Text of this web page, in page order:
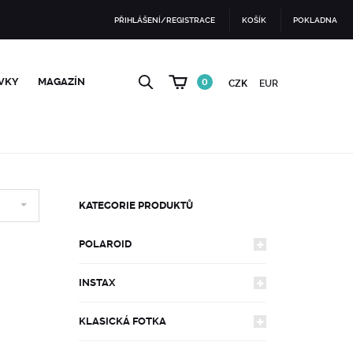
PŘIHLÁŠENÍ/REGISTRACE KOŠÍK POKLADNA
MAGAZÍN 0 CZK EUR
KATEGORIE PRODUKTŮ
POLAROID
FOTOAPARÁTY
600
INSTAX
FOTOAPARÁTY
KLASICKÁ FOTKA